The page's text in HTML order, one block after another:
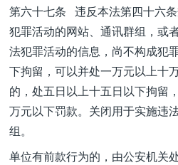
第六十七条 违反本法第四十六
犯罪活动的网站、通讯群组，或
法犯罪活动的信息，尚不构成犯
下拘留，可以并处一万元以上十
的，处五日以上十五日以下拘留
万元以下罚款。关闭用于实施违
组。
单位有前款行为的，由公安机关